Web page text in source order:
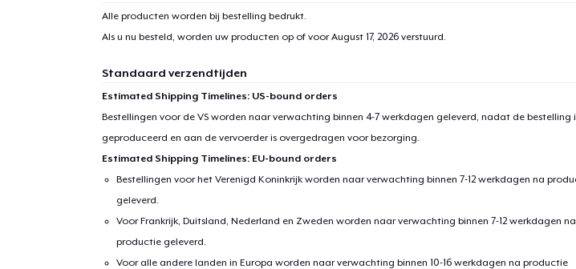
Alle producten worden bij bestelling bedrukt.
Als u nu besteld, worden uw producten op of voorAugust 17, 2026verstuurd.
Standaard verzendtijden
Estimated Shipping Timelines: US-bound orders
Bestellingen voor de VS worden naar verwachting binnen 4-7 werkdagen geleverd, nadat de bestelling
geproduceerd en aan de vervoerder is overgedragen voor bezorging.
Estimated Shipping Timelines: EU-bound orders
Bestellingen voor het Verenigd Koninkrijk worden naar verwachting binnen 7-12 werkdagen na
geleverd.
Voor Frankrijk, Duitsland, Nederland en Zweden worden naar verwachting binnen 7-12 werkdagen na
productie geleverd.
Voor alle andere landen in Europa worden naar verwachting binnen 10-16 werkdagen na productie
1item aan winkelwagen